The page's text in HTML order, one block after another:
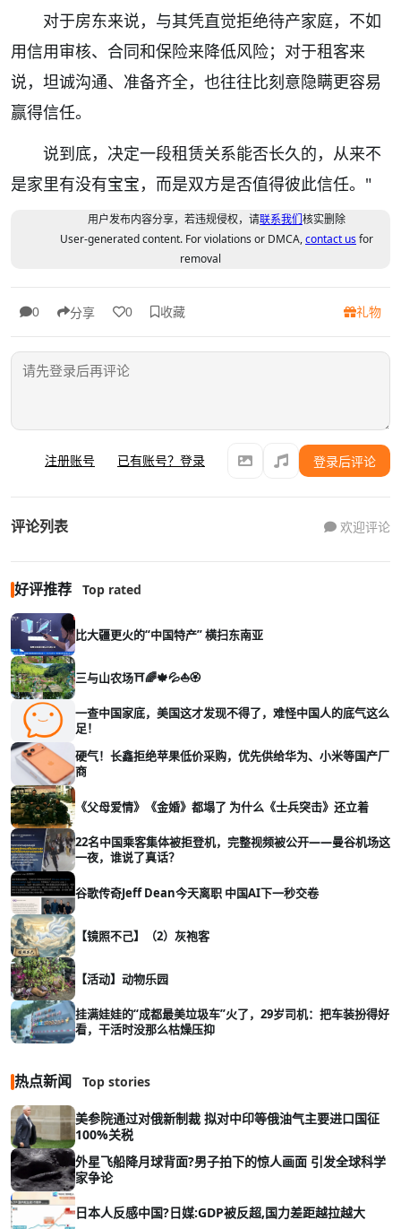
对于房东来说，与其凭直觉拒绝待产家庭，不如
用信用审核、合同和保险来降低风险；对于租客来
说，坦诚沟通、准备齐全，也往往比刻意隐瞒更容易
赢得信任。
说到底，决定一段租赁关系能否长久的，从来不
是家里有没有宝宝，而是双方是否值得彼此信任。"
用户发布内容分享，若违规侵权，请联系我们核实删除
User-generated content. For violations or DMCA,contact usfor
removal
0 分享 0 收藏 礼物
注册账号 已有账号？登录 登录后评论
评论列表 欢迎评论
好评推荐 Top rated
比大疆更火的“中国特产” 横扫东南亚
三与山农场⛩️🌈🍁💦⛵🏵️
一查中国家底，美国这才发现不得了，难怪中国人的底气这么
足！
硬气！长鑫拒绝苹果低价采购，优先供给华为、小米等国产厂
商
《父母爱情》《金婚》都塌了 为什么《士兵突击》还立着
22名中国乘客集体被拒登机，完整视频被公开——曼谷机场这
一夜，谁说了真话？
谷歌传奇Jeff Dean今天离职 中国AI下一秒交卷
【镜照不己】（2）灰袍客
【活动】动物乐园
挂满娃娃的“成都最美垃圾车”火了，29岁司机：把车装扮得好
看，干活时没那么枯燥压抑
热点新闻 Top stories
美参院通过对俄新制裁 拟对中印等俄油气主要进口国征
100%关税
外星飞船降月球背面?男子拍下的惊人画面 引发全球科学
家争论
日本人反感中国?日媒:GDP被反超,国力差距越拉越大